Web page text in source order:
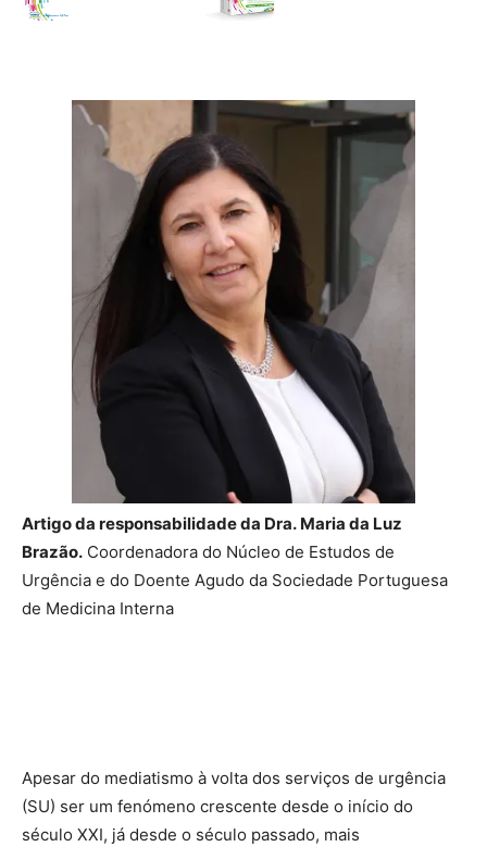
Artigo da responsabilidade da Dra. Maria da Luz
Brazão. Coordenadora do Núcleo de Estudos de
Urgência e do Doente Agudo da Sociedade Portuguesa
de Medicina Interna
Apesar do mediatismo à volta dos serviços de urgência
(SU) ser um fenómeno crescente desde o início do
século XXI, já desde o século passado, mais